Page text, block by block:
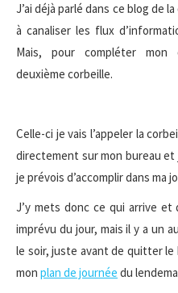
J’ai déjà parlé dans ce blog de
à canaliser les flux
Mais, pour compléter mon
deuxième corbeille.
Celle-ci je vais l’appeler la
directement sur mon bureau
je prévois d’accomplir dans ma
J’y mets donc ce qui arrive et
imprévu du jour, mais il y a un
le soir, juste avant de quitter le
mon plan de journée du